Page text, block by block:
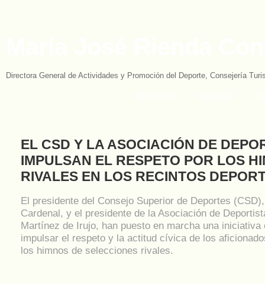
Directora General de Actividades y Promoción del Deporte, Consejería
EL CSD Y LA ASOCIACIÓN DE
IMPULSAN EL RESPETO POR LOS
RIVALES EN LOS RECINTOS
El presidente del Consejo Superior de Deportes
Cardenal, y el presidente de la Asociación de
Martínez de Irujo, han puesto en marcha una iniciativa
impulsar el respeto y la actitud cívica de los
los himnos de selecciones rivales.